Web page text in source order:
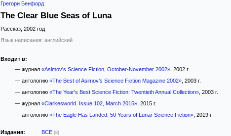
Грегори Бенфорд
The Clear Blue Seas of Luna
Рассказ, 2002 год
Язык написания: английский
Входит в:
— журнал «Asimov's Science Fiction, October-November 2002», 2002 г.
— антологию «The Best of Asimov's Science Fiction Magazine 2002», 2003 г.
— антологию «The Year's Best Science Fiction: Twentieth Annual Collection», 2003 г.
— журнал «Clarkesworld. Issue 102, March 2015», 2015 г.
— антологию «The Eagle Has Landed: 50 Years of Lunar Science Fiction», 2019 г.
Издания: ВСЕ (8)